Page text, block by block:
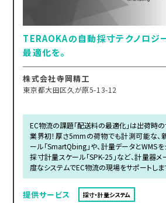
TERAOKAの自動採寸テクノロジ
最適化を。
株式会社寺岡精工
東京都大田区久が原5-13-12
EC物流の課題「配送料の最適化」は出荷時の
業界初！厚さ5mmの荷物でも計測可能な、
ール「SmartQbing」や、計量データとWMS
採寸計量スケール「SPK-25」など、計量器
度なシステムでEC物流の現場をサポートしま
提供サービス 採寸・計量システム